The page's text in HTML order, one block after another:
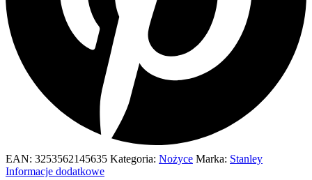
EAN: 3253562145635 Kategoria: Nożyce Marka: Stanley
Informacje dodatkowe